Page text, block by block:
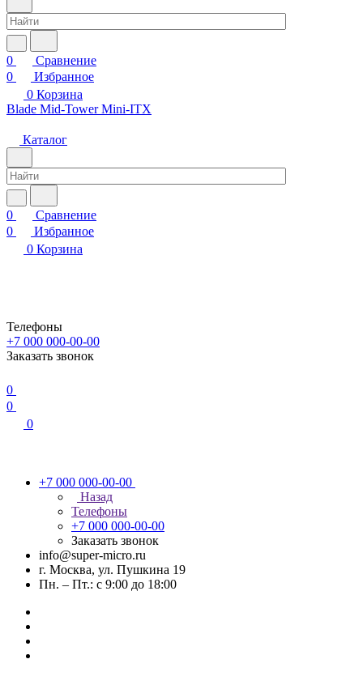
0
Сравнение
0
Избранное
0 Корзина
Blade Mid-Tower Mini-ITX
Каталог
0
Сравнение
0
Избранное
0 Корзина
Телефоны
+7 000 000-00-00
Заказать звонок
0
0
0
+7 000 000-00-00
Назад
Телефоны
+7 000 000-00-00
Заказать звонок
info@super-micro.ru
г. Москва, ул. Пушкина 19
Пн. – Пт.: с 9:00 до 18:00